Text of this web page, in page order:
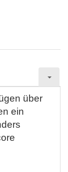
über
ein